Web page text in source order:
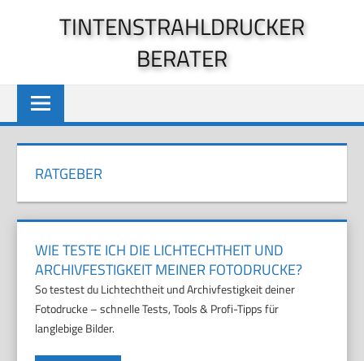
TINTENSTRAHLDRUCKER
BERATER
RATGEBER
WIE TESTE ICH DIE LICHTECHTHEIT UND
ARCHIVFESTIGKEIT MEINER FOTODRUCKE?
So testest du Lichtechtheit und Archivfestigkeit deiner
Fotodrucke – schnelle Tests, Tools & Profi-Tipps für
langlebige Bilder.